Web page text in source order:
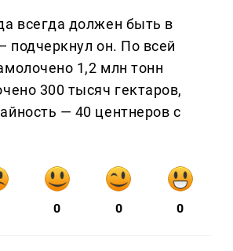
всегда должен быть в
подчеркнул он. По всей
1,2 млн тонн
300 тысяч гектаров,
— 40 центнеров с
0 0 0